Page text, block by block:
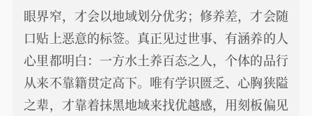
眼界窄，才会以地域划分优劣；修养差，才会随
口贴上恶意的标签。真正见过世事、有涵养的人
心里都明白：一方水土养百态之人，个体的品行
从来不靠籍贯定高下。唯有学识匮乏、心胸狭隘
之辈，才靠着抹黑地域来找优越感，用刻板偏见